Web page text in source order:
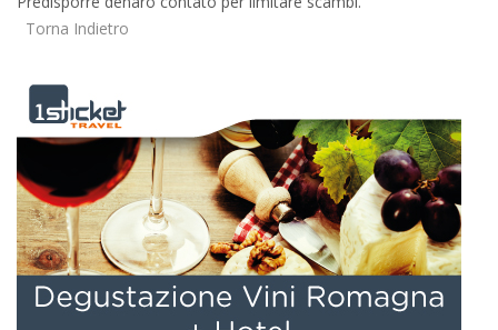
Torna Indietro